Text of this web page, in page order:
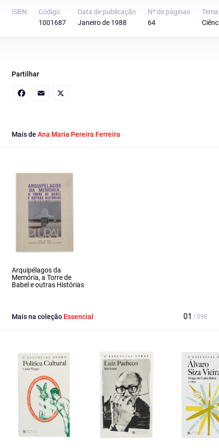
ISBN
Código
1001687
Data de publicação
Janeiro de 1988
Nº de páginas
64
Tema
Partilhar
Mais de Ana Maria Pereira Ferreira
Arquipélagos da
Memória, a Torre de
Babel e outras Histórias
Mais na coleção Essencial